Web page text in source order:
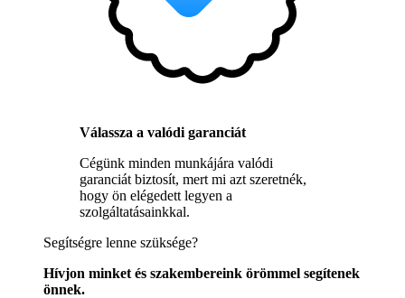
Válassza a valódi garanciát
Cégünk minden munkájára valódi
garanciát biztosít, mert mi azt szeretnék,
hogy ön elégedett legyen a
szolgáltatásainkkal.
Segítségre lenne szüksége?
Hívjon minket és szakembereink örömmel segítenek
önnek.